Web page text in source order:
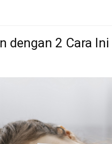
dengan 2 Cara Ini